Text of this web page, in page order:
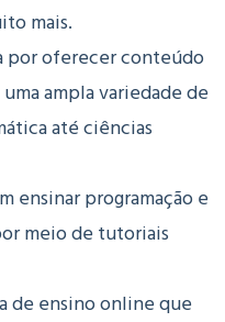
mais.
por oferecer conteúdo
ampla variedade de
até ciências
ensinar programação e
meio de tutoriais
de ensino online que